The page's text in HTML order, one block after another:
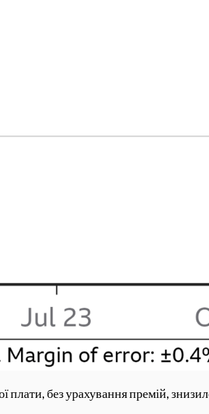
без урахування премій,